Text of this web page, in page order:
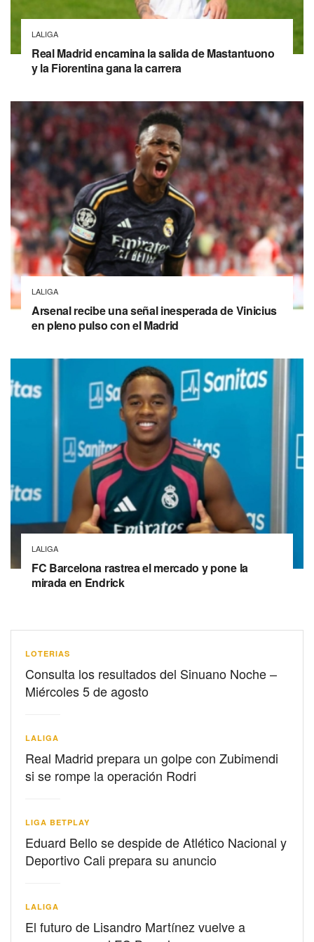
LALIGA
Real Madrid encamina la salida de Mastantuono
y la Fiorentina gana la carrera
LALIGA
Arsenal recibe una señal inesperada de Vinicius
en pleno pulso con el Madrid
LALIGA
FC Barcelona rastrea el mercado y pone la
mirada en Endrick
LOTERIAS
Consulta los resultados del Sinuano Noche –
Miércoles 5 de agosto
LALIGA
Real Madrid prepara un golpe con Zubimendi
si se rompe la operación Rodri
LIGA BETPLAY
Eduard Bello se despide de Atlético Nacional y
Deportivo Cali prepara su anuncio
LALIGA
El futuro de Lisandro Martínez vuelve a